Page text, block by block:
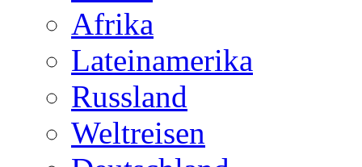
Afrika
Lateinamerika
Russland
Weltreisen